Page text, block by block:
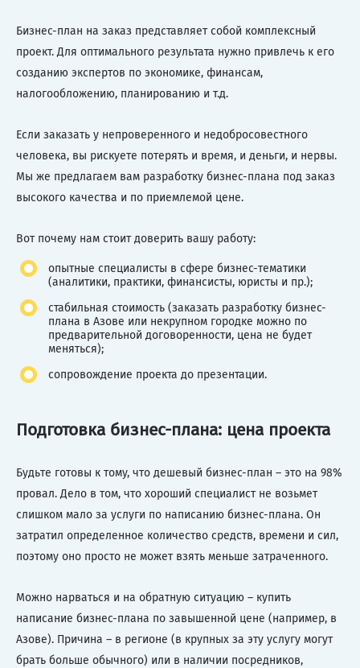
Бизнес-план на заказ представляет собой комплексный
проект. Для оптимального результата нужно привлечь к его
созданию экспертов по экономике, финансам,
налогообложению, планированию и т.д.
Если заказать у непроверенного и недобросовестного
человека, вы рискуете потерять и время, и деньги, и нервы.
Мы же предлагаем вам разработку бизнес-плана под заказ
высокого качества и по приемлемой цене.
Вот почему нам стоит доверить вашу работу:
опытные специалисты в сфере бизнес-тематики
(аналитики, практики, финансисты, юристы и пр.);
стабильная стоимость (заказать разработку бизнес-
плана в Азове или некрупном городке можно по
предварительной договоренности, цена не будет
меняться);
сопровождение проекта до презентации.
Подготовка бизнес-плана: цена проекта
Будьте готовы к тому, что дешевый бизнес-план – это на 98%
провал. Дело в том, что хороший специалист не возьмет
слишком мало за услуги по написанию бизнес-плана. Он
затратил определенное количество средств, времени и сил,
поэтому оно просто не может взять меньше затраченного.
Можно нарваться и на обратную ситуацию – купить
написание бизнес-плана по завышенной цене (например, в
Азове). Причина – в регионе (в крупных за эту услугу могут
брать больше обычного) или в наличии посредников,